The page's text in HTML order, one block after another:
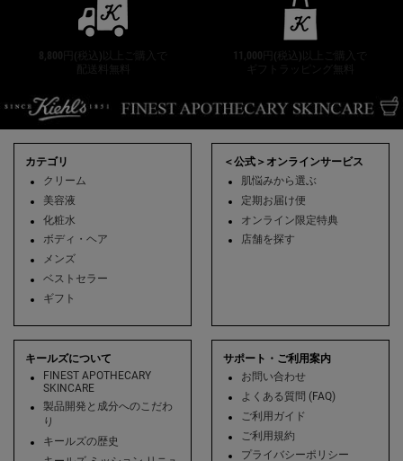
8,800円(税込)以上ご購入で
11,000円(税込)以上ご購入で
カテゴリ
クリーム
美容液
化粧水
ボディ・ヘア
メンズ
ベストセラー
ギフト
＜公式＞オンラインサービス
肌悩みから選ぶ
定期お届け便
オンライン限定特典
店舗を探す
キールズについて
FINEST APOTHECARY
SKINCARE
製品開発と成分へのこだわ
り
キールズの歴史
サポート・ご利用案内
お問い合わせ
よくある質問 (FAQ)
ご利用ガイド
ご利用規約
プライバシーポリシー